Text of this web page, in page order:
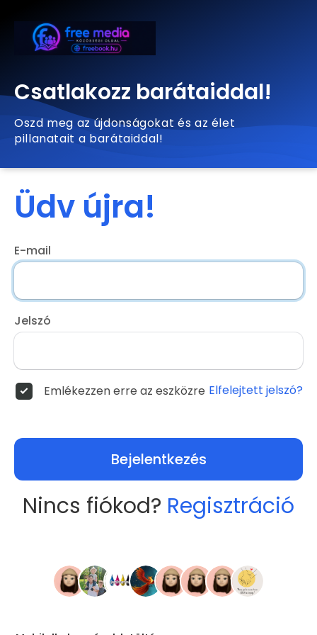
Csatlakozz barátaiddal!
Oszd meg az újdonságokat és az élet
pillanatait a barátaiddal!
Üdv újra!
E-mail
Jelszó
Emlékezzen erre az eszközre Elfelejtett jelszó?
Bejelentkezés
Nincs fiókod? Regisztráció